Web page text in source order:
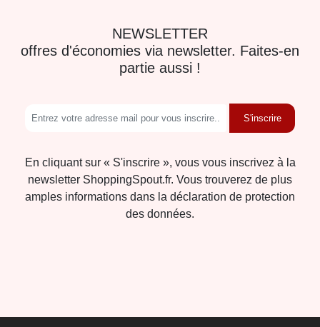
NEWSLETTER
offres d'économies via newsletter. Faites-en
partie aussi !
S'inscrire
En cliquant sur « S'inscrire », vous vous inscrivez à la
newsletter ShoppingSpout.fr. Vous trouverez de plus
amples informations dans la déclaration de protection
des données.